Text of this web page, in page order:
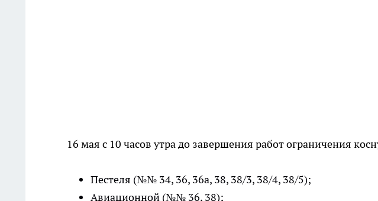
16 мая с 10 часов утра до завершения работ ограничения
Пестеля (№№ 34, 36, 36а, 38, 38/3, 38/4, 38/5);
Авиационной (№№ 36, 38);